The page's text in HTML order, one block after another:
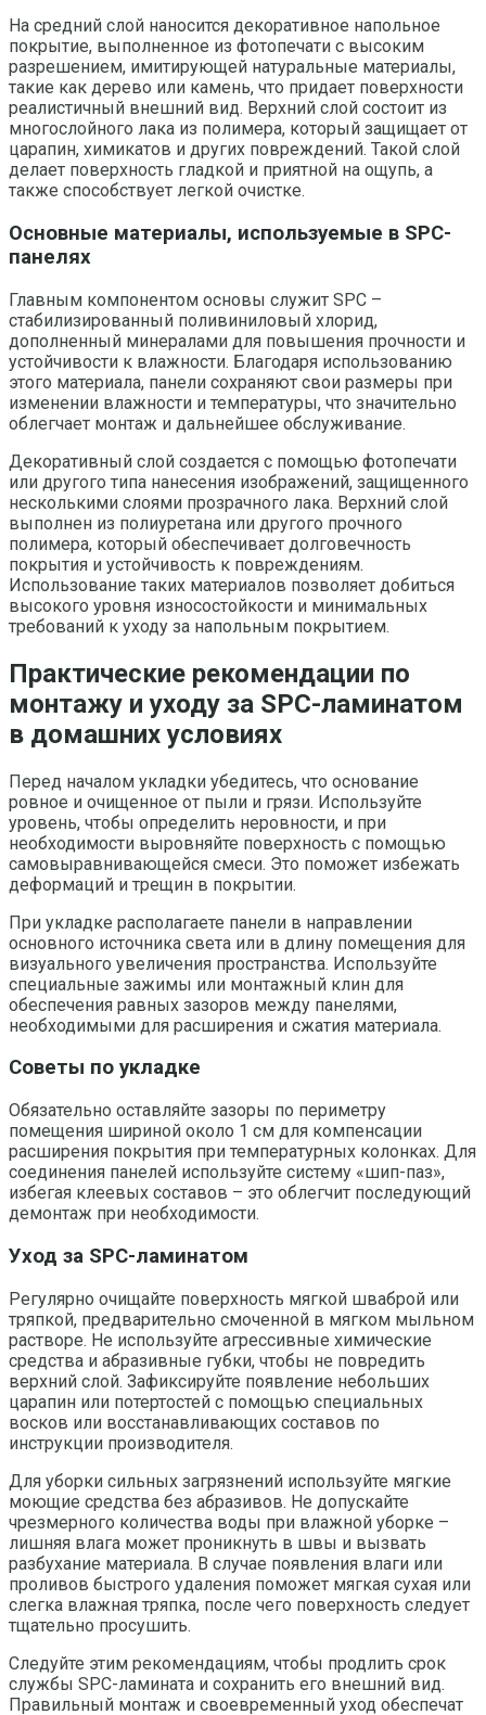
На средний слой наносится декоративное напольное
покрытие, выполненное из фотопечати с высоким
разрешением, имитирующей натуральные материалы,
такие как дерево или камень, что придает поверхности
реалистичный внешний вид. Верхний слой состоит из
многослойного лака из полимера, который защищает от
царапин, химикатов и других повреждений. Такой слой
делает поверхность гладкой и приятной на ощупь, а
также способствует легкой очистке.
Основные материалы, используемые в SPC-
панелях
Главным компонентом основы служит SPC –
стабилизированный поливиниловый хлорид,
дополненный минералами для повышения прочности и
устойчивости к влажности. Благодаря использованию
этого материала, панели сохраняют свои размеры при
изменении влажности и температуры, что значительно
облегчает монтаж и дальнейшее обслуживание.
Декоративный слой создается с помощью фотопечати
или другого типа нанесения изображений, защищенного
несколькими слоями прозрачного лака. Верхний слой
выполнен из полиуретана или другого прочного
полимера, который обеспечивает долговечность
покрытия и устойчивость к повреждениям.
Использование таких материалов позволяет добиться
высокого уровня износостойкости и минимальных
требований к уходу за напольным покрытием.
Практические рекомендации по
монтажу и уходу за SPC-ламинатом
в домашних условиях
Перед началом укладки убедитесь, что основание
ровное и очищенное от пыли и грязи. Используйте
уровень, чтобы определить неровности, и при
необходимости выровняйте поверхность с помощью
самовыравнивающейся смеси. Это поможет избежать
деформаций и трещин в покрытии.
При укладке располагаете панели в направлении
основного источника света или в длину помещения для
визуального увеличения пространства. Используйте
специальные зажимы или монтажный клин для
обеспечения равных зазоров между панелями,
необходимыми для расширения и сжатия материала.
Советы по укладке
Обязательно оставляйте зазоры по периметру
помещения шириной около 1 см для компенсации
расширения покрытия при температурных колонках. Для
соединения панелей используйте систему «шип-паз»,
избегая клеевых составов – это облегчит последующий
демонтаж при необходимости.
Уход за SPC-ламинатом
Регулярно очищайте поверхность мягкой шваброй или
тряпкой, предварительно смоченной в мягком мыльном
растворе. Не используйте агрессивные химические
средства и абразивные губки, чтобы не повредить
верхний слой. Зафиксируйте появление небольших
царапин или потертостей с помощью специальных
восков или восстанавливающих составов по
инструкции производителя.
Для уборки сильных загрязнений используйте мягкие
моющие средства без абразивов. Не допускайте
чрезмерного количества воды при влажной уборке –
лишняя влага может проникнуть в швы и вызвать
разбухание материала. В случае появления влаги или
проливов быстрого удаления поможет мягкая сухая или
слегка влажная тряпка, после чего поверхность следует
тщательно просушить.
Следуйте этим рекомендациям, чтобы продлить срок
службы SPC-ламината и сохранить его внешний вид.
Правильный монтаж и своевременный уход обеспечат